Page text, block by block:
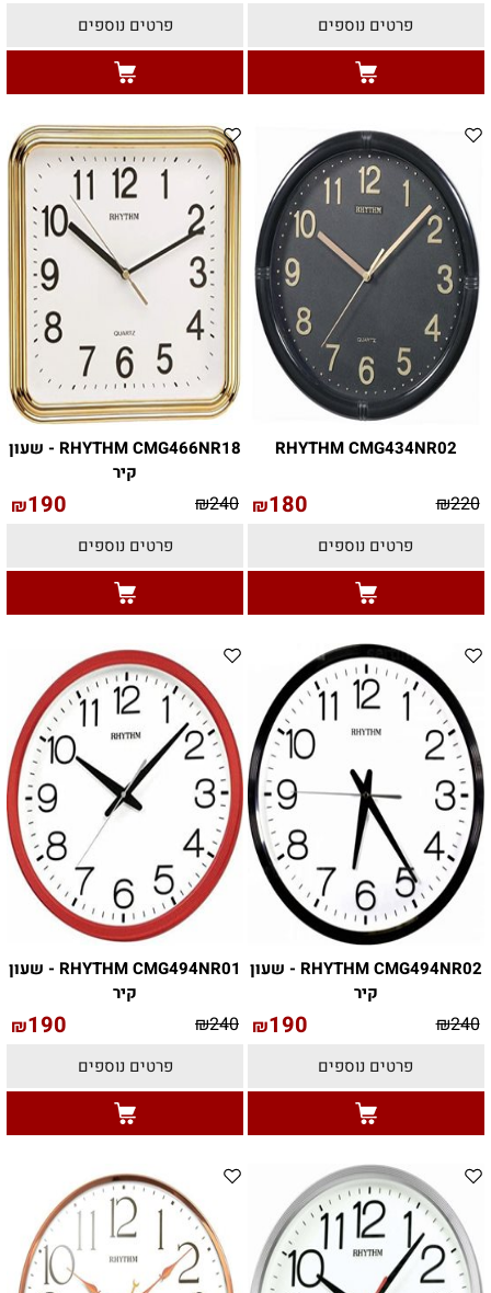
פרטים נוספים פרטים נוספים
RHYTHM CMG434NR02
₪220
₪180
פרטים נוספים
RHYTHM CMG466NR18 - שעון
קיר
₪240
₪190
פרטים נוספים
RHYTHM CMG494NR02 - שעון
קיר
₪240
₪190
פרטים נוספים
RHYTHM CMG494NR01 - שעון
קיר
₪240
₪190
פרטים נוספים